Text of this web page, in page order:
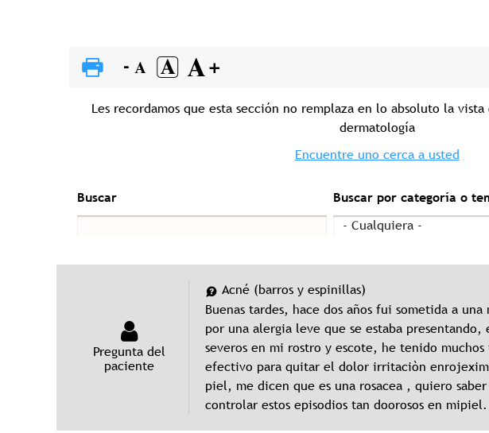
Les recordamos que esta sección no remplaza en lo absoluto la
dermatología
Encuentre uno cerca a usted
Buscar Buscar por categoría o
Pregunta del
paciente
Acné (barros y espinillas)
Buenas tardes, hace dos años fui sometida a
por una alergia leve que se estaba
severos en mi rostro y escote, he tenido
efectivo para quitar el dolor irritaciòn
piel, me dicen que es una rosacea , quiero
controlar estos episodios tan doorosos en mipiel.